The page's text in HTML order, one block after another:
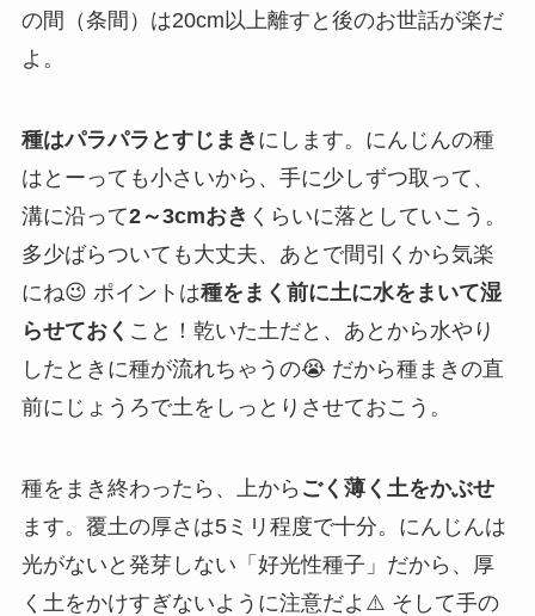
の間（条間）は20cm以上離すと後のお世話が楽だ
よ。
種はパラパラとすじまき にします。にんじんの種
はとーっても小さいから、手に少しずつ取って、
溝に沿って2～3cmおき くらいに落としていこう。
多少ばらついても大丈夫、あとで間引くから気楽
にね😉 ポイントは種をまく前に土に水をまいて湿
らせておく こと！乾いた土だと、あとから水やり
したときに種が流れちゃうの😭 だから種まきの直
前にじょうろで土をしっとりさせておこう。
種をまき終わったら、上から ごく薄く土をかぶせ
ます。覆土の厚さは5ミリ程度で十分。にんじんは
光がないと発芽しない「好光性種子」だから、厚
く土をかけすぎないように注意だよ⚠️ そして手の